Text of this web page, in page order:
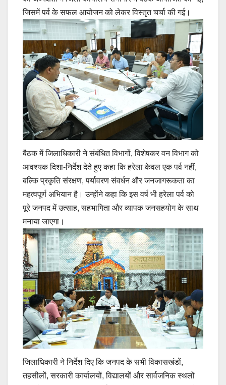
जिसमें पर्व के सफल आयोजन को लेकर विस्तृत चर्चा की गई।
बैठक में जिलाधिकारी ने संबंधित विभागों, विशेषकर वन विभाग को
आवश्यक दिशा-निर्देश देते हुए कहा कि हरेला केवल एक पर्व नहीं,
बल्कि प्रकृति संरक्षण, पर्यावरण संवर्धन और जनजागरूकता का
महत्वपूर्ण अभियान है। उन्होंने कहा कि इस वर्ष भी हरेला पर्व को
पूरे जनपद में उत्साह, सहभागिता और व्यापक जनसहयोग के साथ
मनाया जाएगा।
जिलाधिकारी ने निर्देश दिए कि जनपद के सभी विकासखंडों,
तहसीलों, सरकारी कार्यालयों, विद्यालयों और सार्वजनिक स्थलों